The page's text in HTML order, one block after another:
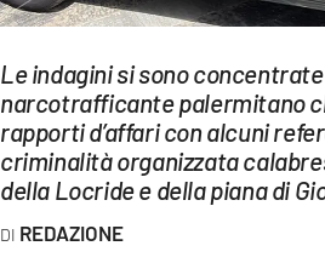
LAC ONAIR
LaC
Network
LACPLAY.IT
Le indagini si sono
narcotrafficante palermitano
rapporti d’affari con alcuni
criminalità organizzata
della Locride e della piana di
REDAZIONE